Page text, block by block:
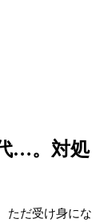
…。対処
ただ受け身にな